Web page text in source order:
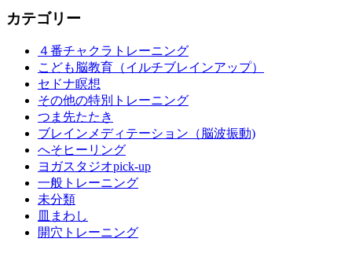
カ
カテゴリー
４番チャクラトレーニング
こども脳教育（イルチブレインアップ）
セドナ瞑想
その他の特別トレーニング
つま先たたき
ブレインメディテーション（脳波振動)
へそヒーリング
ヨガスタジオpick-up
一般トレーニング
未分類
皿まわし
開穴トレーニング